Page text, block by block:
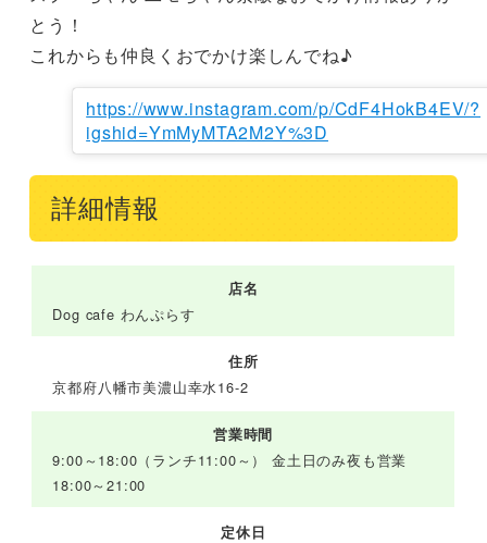
とう！
これからも仲良くおでかけ楽しんでね♪
https://www.instagram.com/p/CdF4HokB4EV/?
igshid=YmMyMTA2M2Y%3D
詳細情報
店名
Dog cafe わんぷらす
住所
京都府八幡市美濃山幸水16-2
営業時間
9:00～18:00（ランチ11:00～） 金土日のみ夜も営業
18:00～21:00
定休日